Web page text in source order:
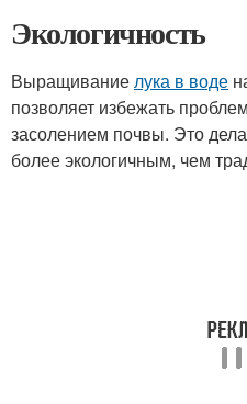
Экологичность
Выращиваниелука в воде
позволяет избежать
засолением почвы. Это
более экологичным, чем